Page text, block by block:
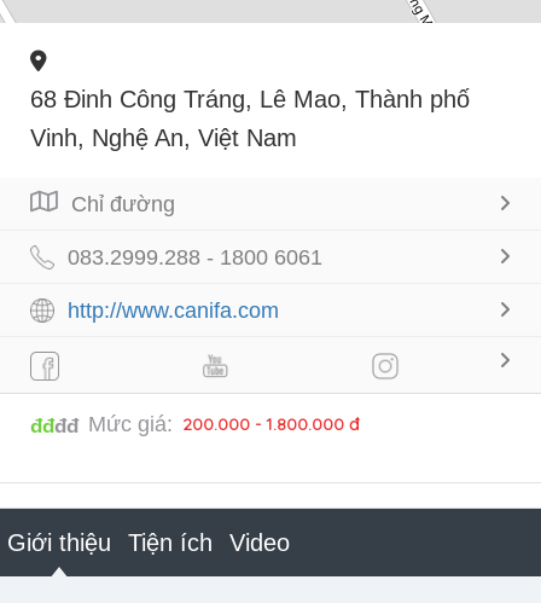
68 Đinh Công Tráng, Lê Mao, Thành phố
Vinh, Nghệ An, Việt Nam
Chỉ đường
083.2999.288 - 1800 6061
http://www.canifa.com
đđđđ Mức giá: 200.000 - 1.800.000 đ
Giới thiệu Tiện ích Video